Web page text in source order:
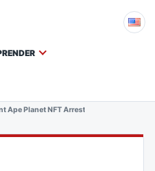
Ape Planet NFT Arrestado por Supuesto